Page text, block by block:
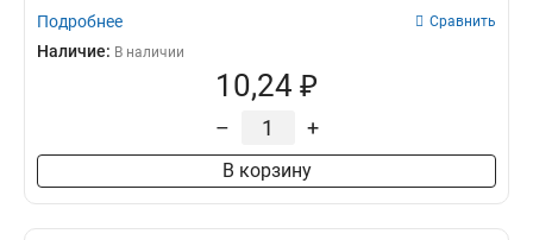
Подробнее Сравнить
Наличие: В наличии
10,24 ₽
– +
В корзину